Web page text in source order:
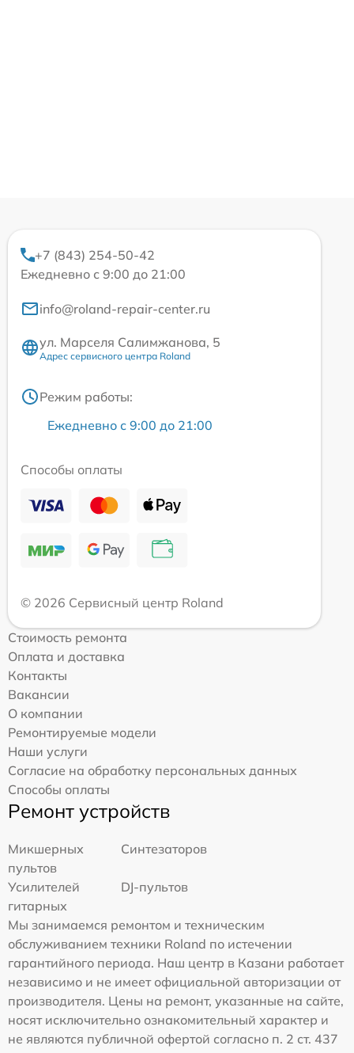
+7 (843) 254-50-42
Ежедневно с 9:00 до 21:00
info@roland-repair-center.ru
ул. Марселя Салимжанова, 5
Адрес сервисного центра Roland
Режим работы:
Ежедневно с 9:00 до 21:00
Способы оплаты
© 2026 Сервисный центр Roland
Стоимость ремонта
Оплата и доставка
Контакты
Вакансии
О компании
Ремонтируемые модели
Наши услуги
Согласие на обработку персональных данных
Способы оплаты
Ремонт устройств
Микшерных
пультов
Синтезаторов
Усилителей
гитарных
DJ-пультов
Мы занимаемся ремонтом и техническим
обслуживанием техники Roland по истечении
гарантийного периода. Наш центр в Казани работает
независимо и не имеет официальной авторизации от
производителя. Цены на ремонт, указанные на сайте,
носят исключительно ознакомительный характер и
не являются публичной офертой согласно п. 2 ст. 437